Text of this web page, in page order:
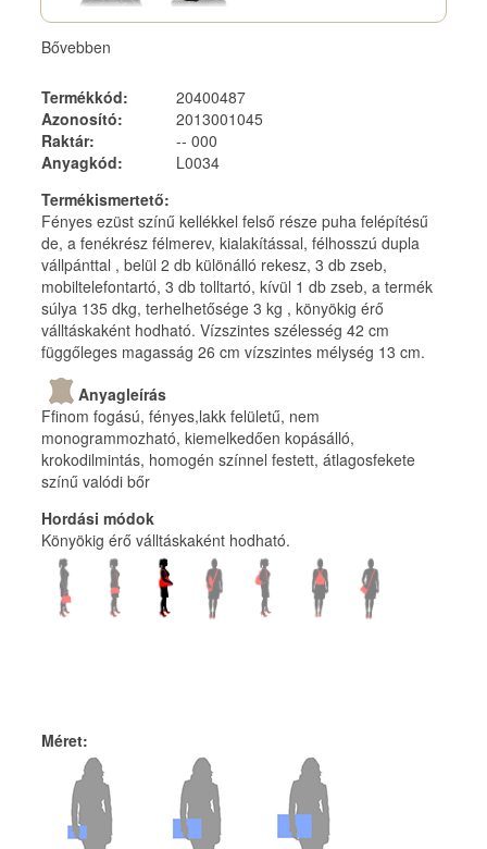
Bővebben
Termékkód:
20400487
Azonosító:
2013001045
Raktár:
-- 000
Anyagkód:
L0034
Termékismertető:
Fényes ezüst színű kellékkel felső része puha felépítésű
de, a fenékrész félmerev, kialakítással, félhosszú dupla
vállpánttal , belül 2 db különálló rekesz, 3 db zseb,
mobiltelefontartó, 3 db tolltartó, kívül 1 db zseb, a termék
súlya 135 dkg, terhelhetősége 3 kg , könyökig érő
válltáskaként hodható. Vízszintes szélesség 42 cm
függőleges magasság 26 cm vízszintes mélység 13 cm.
Anyagleírás
Ffinom fogású, fényes,lakk felületű, nem
monogrammozható, kiemelkedően kopásálló,
krokodilmintás, homogén színnel festett, átlagosfekete
színű valódi bőr
Hordási módok
Könyökig érő válltáskaként hodható.
Méret: